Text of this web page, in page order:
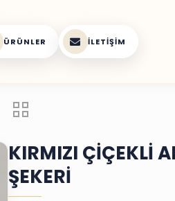
ÜRÜNLER İLETIŞIM
KIRMIZI ÇİÇEKLİ
ŞEKERİ